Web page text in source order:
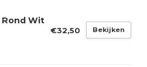
Rond Wit
€32,50 Bekijken